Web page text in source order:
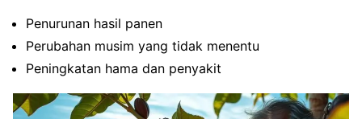
Penurunan hasil panen
Perubahan musim yang tidak menentu
Peningkatan hama dan penyakit